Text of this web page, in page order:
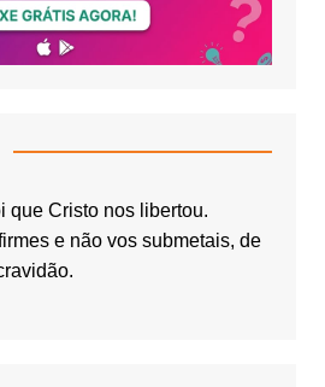
que Cristo nos libertou.
e não vos submetais, de